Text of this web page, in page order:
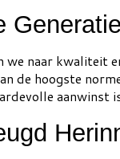
we naar kwaliteit
de hoogste
aanwinst